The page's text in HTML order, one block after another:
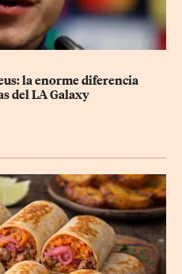
la enorme diferencia
del LA Galaxy